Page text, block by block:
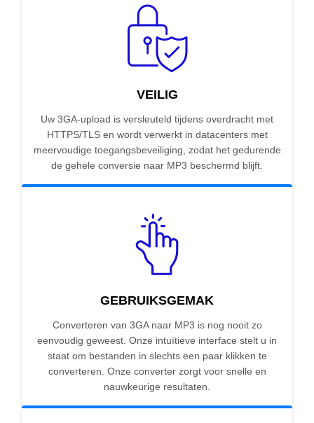
VEILIG
Uw 3GA-upload is versleuteld tijdens overdracht met
HTTPS/TLS en wordt verwerkt in datacenters met
meervoudige toegangsbeveiliging, zodat het gedurende
de gehele conversie naar MP3 beschermd blijft.
GEBRUIKSGEMAK
Converteren van 3GA naar MP3 is nog nooit zo
eenvoudig geweest. Onze intuïtieve interface stelt u in
staat om bestanden in slechts een paar klikken te
converteren. Onze converter zorgt voor snelle en
nauwkeurige resultaten.